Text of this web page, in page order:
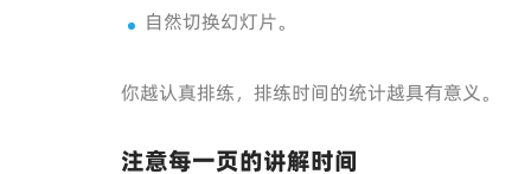
自然切换幻灯片。
你越认真排练，排练时间的统计越具有意义。
注意每一页的讲解时间